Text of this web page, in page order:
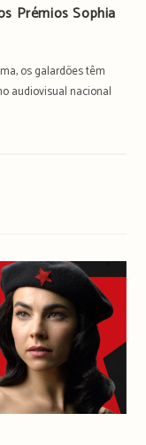
Prémios Sophia
os galardões têm
audiovisual nacional